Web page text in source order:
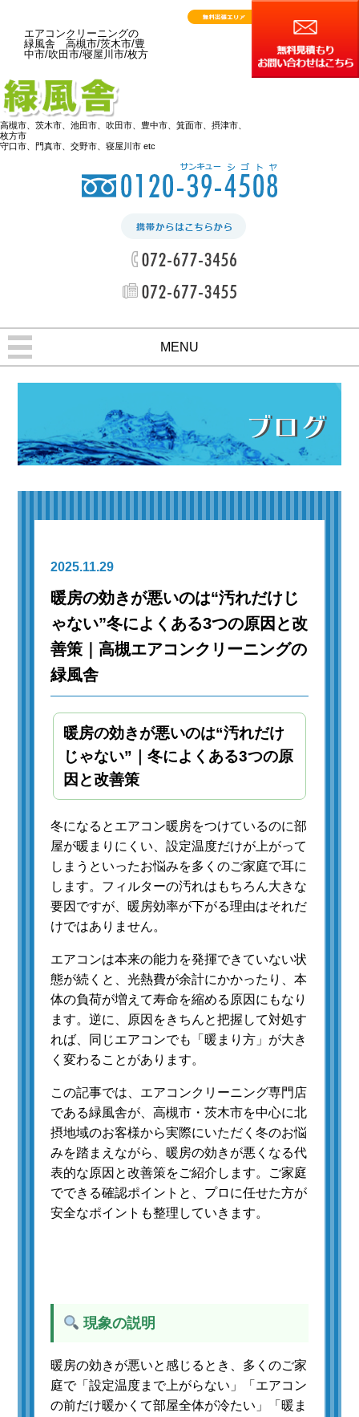
エアコンクリーニングの
緑風舎 高槻市/茨木市/豊
中市/吹田市/寝屋川市/枚方
高槻市、茨木市、池田市、吹田市、豊中市、箕面市、摂津市、
枚方市
守口市、門真市、交野市、寝屋川市 etc
MENU
ブログ
2025.11.29
暖房の効きが悪いのは“汚れだけじ
ゃない”冬によくある3つの原因と改
善策｜高槻エアコンクリーニングの
緑風舎
暖房の効きが悪いのは“汚れだけ
じゃない”｜冬によくある3つの原
因と改善策
冬になるとエアコン暖房をつけているのに部
屋が暖まりにくい、設定温度だけが上がって
しまうといったお悩みを多くのご家庭で耳に
します。フィルターの汚れはもちろん大きな
要因ですが、暖房効率が下がる理由はそれだ
けではありません。
エアコンは本来の能力を発揮できていない状
態が続くと、光熱費が余計にかかったり、本
体の負荷が増えて寿命を縮める原因にもなり
ます。逆に、原因をきちんと把握して対処す
れば、同じエアコンでも「暖まり方」が大き
く変わることがあります。
この記事では、エアコンクリーニング専門店
である緑風舎が、高槻市・茨木市を中心に北
摂地域のお客様から実際にいただく冬のお悩
みを踏まえながら、暖房の効きが悪くなる代
表的な原因と改善策をご紹介します。ご家庭
でできる確認ポイントと、プロに任せた方が
安全なポイントも整理していきます。
現象の説明
暖房の効きが悪いと感じるとき、多くのご家
庭で「設定温度まで上がらない」「エアコン
の前だけ暖かくて部屋全体が冷たい」「暖ま